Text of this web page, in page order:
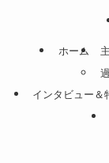
ホーム
インタビュー＆